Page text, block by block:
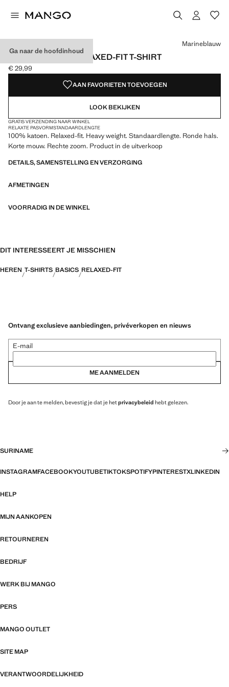
Ga naar de hoofdinhoud
HEAVY WEIGHT RELAXED-FIT T-SHIRT
Huidige prijs [€ 29,99 ]
€ 29,99
Kies een kleur
Kleur ZwartKleur Marineblauw geselecteerd
Kleur Olijfgroen
Marineblauw
AAN FAVORIETEN TOEVOEGEN
LOOK BEKIJKEN
GRATIS VERZENDING NAAR WINKEL
RELAXTE PASVORMSTANDAARDLENGTE
100% katoen. Relaxed-fit. Heavy weight. Standaardlengte. Ronde hals.
Korte mouw. Rechte zoom. Product in de uitverkoop
DETAILS, SAMENSTELLING EN VERZORGING
AFMETINGEN
VOORRADIG IN DE WINKEL
DIT INTERESSEERT JE MISSCHIEN
HEREN T-SHIRTS BASICS RELAXED-FIT
Ontvang exclusieve aanbiedingen, privéverkopen en nieuws
E-mail
ME AANMELDEN
Door je aan te melden, bevestig je dat je hetprivacybeleid hebt gelezen.
SURINAME
INSTAGRAMFACEBOOKYOUTUBETIKTOKSPOTIFYPINTERESTXLINKEDIN
HELP
MIJN AANKOPEN
RETOURNEREN
BEDRIJF
WERK BIJ MANGO
PERS
MANGO OUTLET
SITE MAP
VERANTWOORDELIJKHEID